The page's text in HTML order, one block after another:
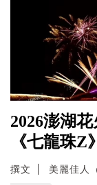
2026澎湖
《七龍珠
撰文 美麗佳人